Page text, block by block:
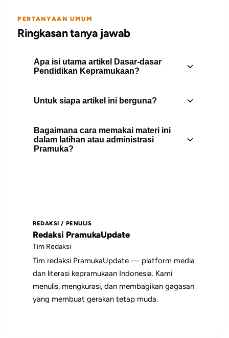
PERTANYAAN UMUM
Ringkasan tanya jawab
Apa isi utama artikel Dasar-dasar
Pendidikan Kepramukaan?
tujuan pembinaan, sistem regu, belajar
sambil melakukan, dan contoh penerapan
Untuk siapa artikel ini berguna?
Artikel ini berguna untuk pembina
Pramuka, peserta didik, pengurus gugus
Bagaimana cara memakai materi ini
dalam latihan atau administrasi
Pramuka?
catatan pembinaan, atau rujukan saat
menyiapkan kegiatan.
REDAKSI / PENULIS
Redaksi PramukaUpdate
Tim Redaksi
Tim redaksi PramukaUpdate — platform media
dan literasi kepramukaan Indonesia. Kami
menulis, mengkurasi, dan membagikan gagasan
yang membuat gerakan tetap muda.